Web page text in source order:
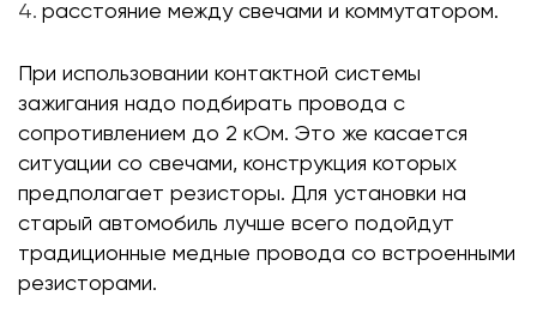
расстояние между свечами и коммутатором.
При использовании контактной системы
зажигания надо подбирать провода с
сопротивлением до 2 кОм. Это же касается
ситуации со свечами, конструкция которых
предполагает резисторы. Для установки на
старый автомобиль лучше всего подойдут
традиционные медные провода со встроенными
резисторами.